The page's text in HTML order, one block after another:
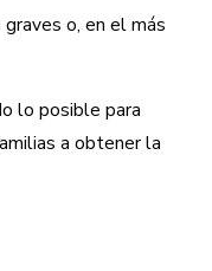
o, en el más
lo posible para
a obtener la